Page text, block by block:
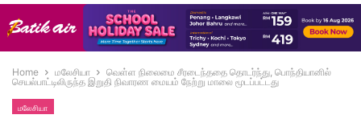
Home மலேசியா
வெள்ள நிலைமை சீரடைந்ததை தொடர்ந்து, பொந்தியானில்
செயல்பாட்டிலிருந்த இறுதி நிவாரண மையம் நேற்று மாலை மூடப்பட்டது
மலேசியா